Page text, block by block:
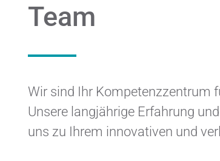
Team
Wir sind Ihr Kompetenzzentrum
Unsere langjährige Erfahrung
uns zu Ihrem innovativen und